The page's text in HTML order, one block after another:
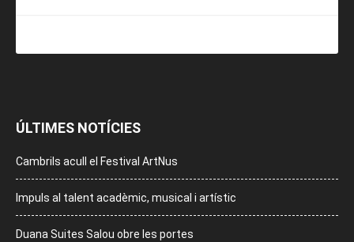
ÚLTIMES NOTÍCIES
Cambrils acull el Festival ArtNus
Impuls al talent acadèmic, musical i artístic
Duana Suites Salou obre les portes